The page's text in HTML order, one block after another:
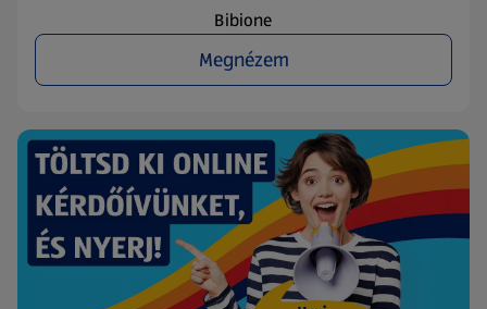
Bibione
Megnézem